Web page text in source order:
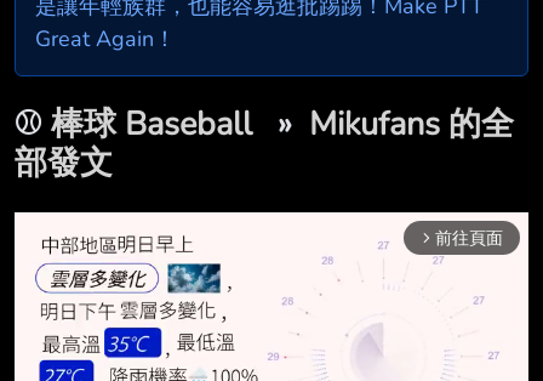
Great Again！
⚾ 棒球 Baseball » Mikufans 的全
部發文
arrow_forward_ios 前往頁面